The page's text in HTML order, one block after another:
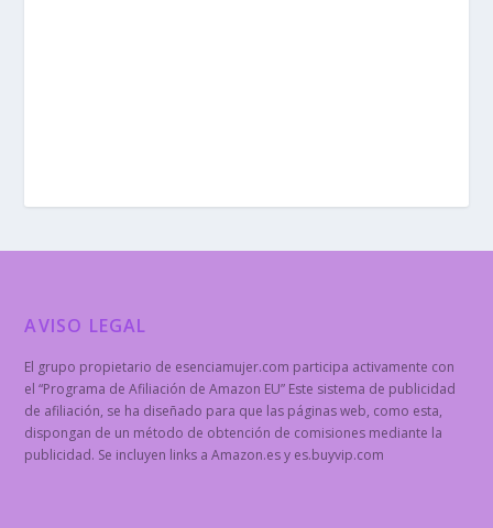
AVISO LEGAL
El grupo propietario de esenciamujer.com participa activamente con
el “Programa de Afiliación de Amazon EU” Este sistema de publicidad
de afiliación, se ha diseñado para que las páginas web, como esta,
dispongan de un método de obtención de comisiones mediante la
publicidad. Se incluyen links a Amazon.es y es.buyvip.com